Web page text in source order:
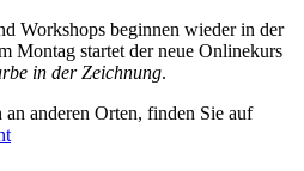
Workshops beginnen wieder in der
Montag startet der neue Onlinekurs
in der Zeichnung.
anderen Orten, finden Sie auf